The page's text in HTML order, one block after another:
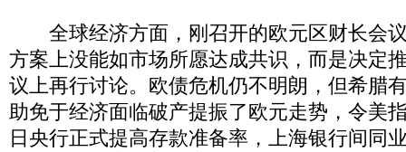
全球经济方面，刚召开的欧元区财长会
方案上没能如市场所愿达成共识，而是决定
议上再行讨论。欧债危机仍不明朗，但希腊
助免于经济面临破产提振了欧元走势，令美
日央行正式提高存款准备率，上海银行间同